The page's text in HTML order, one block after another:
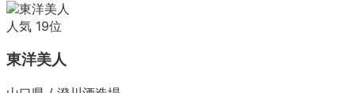
人気 19位
東洋美人